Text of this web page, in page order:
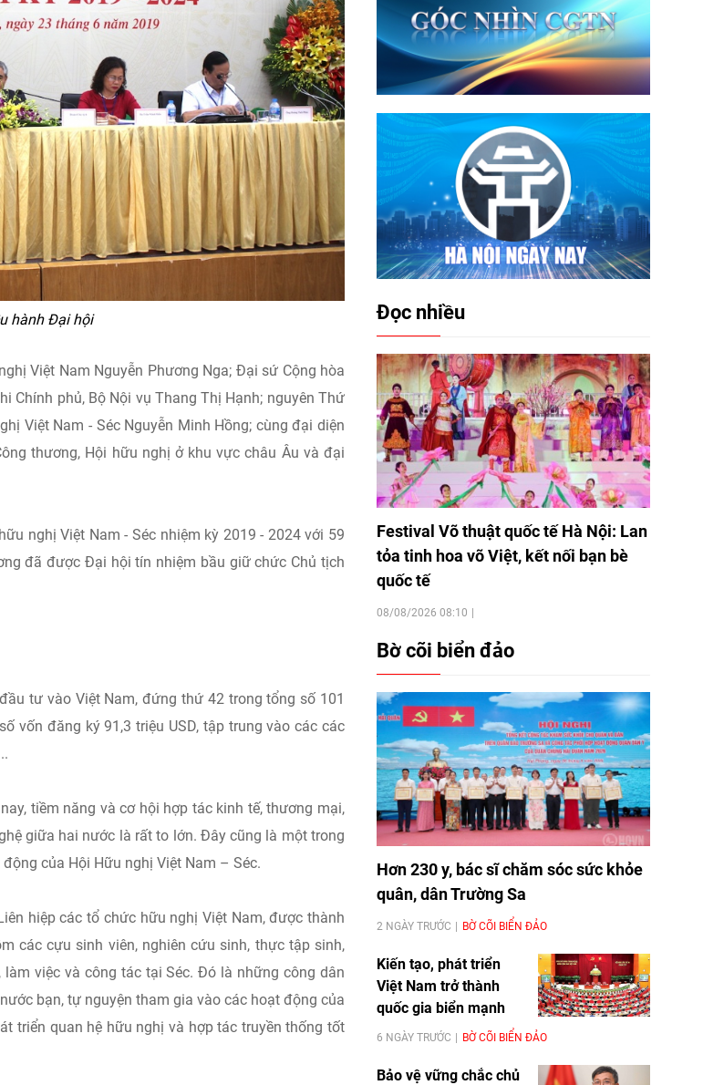
hành Đại hội
Việt Nam Nguyễn Phương Nga; Đại sứ Cộng hòa
Chính phủ, Bộ Nội vụ Thang Thị Hạnh; nguyên Thứ
Việt Nam - Séc Nguyễn Minh Hồng; cùng đại diện
thương, Hội hữu nghị ở khu vực châu Âu và đại
nghị Việt Nam - Séc nhiệm kỳ 2019 - 2024 với 59
đã được Đại hội tín nhiệm bầu giữ chức Chủ tịch
tư vào Việt Nam, đứng thứ 42 trong tổng số 101
vốn đăng ký 91,3 triệu USD, tập trung vào các các
tiềm năng và cơ hội hợp tác kinh tế, thương mại,
giữa hai nước là rất to lớn. Đây cũng là một trong
của Hội Hữu nghị Việt Nam – Séc.
hiệp các tổ chức hữu nghị Việt Nam, được thành
các cựu sinh viên, nghiên cứu sinh, thực tập sinh,
việc và công tác tại Séc. Đó là những công dân
bạn, tự nguyện tham gia vào các hoạt động của
triển quan hệ hữu nghị và hợp tác truyền thống tốt
Đọc nhiều
Festival Võ thuật quốc tế Hà Nội: Lan
tỏa tinh hoa võ Việt, kết nối bạn bè
quốc tế
08/08/2026 08:10
Bờ cõi biển đảo
Hơn 230 y, bác sĩ chăm sóc sức khỏe
quân, dân Trường Sa
2 NGÀY TRƯỚC BỜ CÕI BIỂN ĐẢO
Kiến tạo, phát triển
Việt Nam trở thành
quốc gia biển mạnh
6 NGÀY TRƯỚC BỜ CÕI BIỂN ĐẢO
Bảo vệ vững chắc chủ